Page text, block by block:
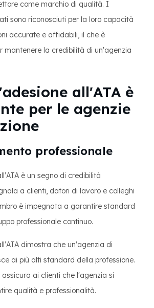
come marchio di qualità. I
sono riconosciuti per la loro capacità
accurate e affidabili, il che è
mantenere la credibilità di un'agenzia
all'ATA è
per le agenzie
professionale
è un segno di credibilità
a clienti, datori di lavoro e colleghi
è impegnata a garantire standard
professionale continuo.
dimostra che un'agenzia di
ai più alti standard della professione.
ai clienti che l'agenzia si
qualità e professionalità.